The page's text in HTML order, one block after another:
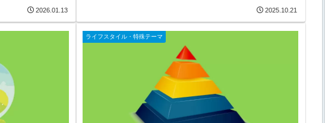
2026.01.13 2025.10.21
ライフスタイル・特殊テーマ